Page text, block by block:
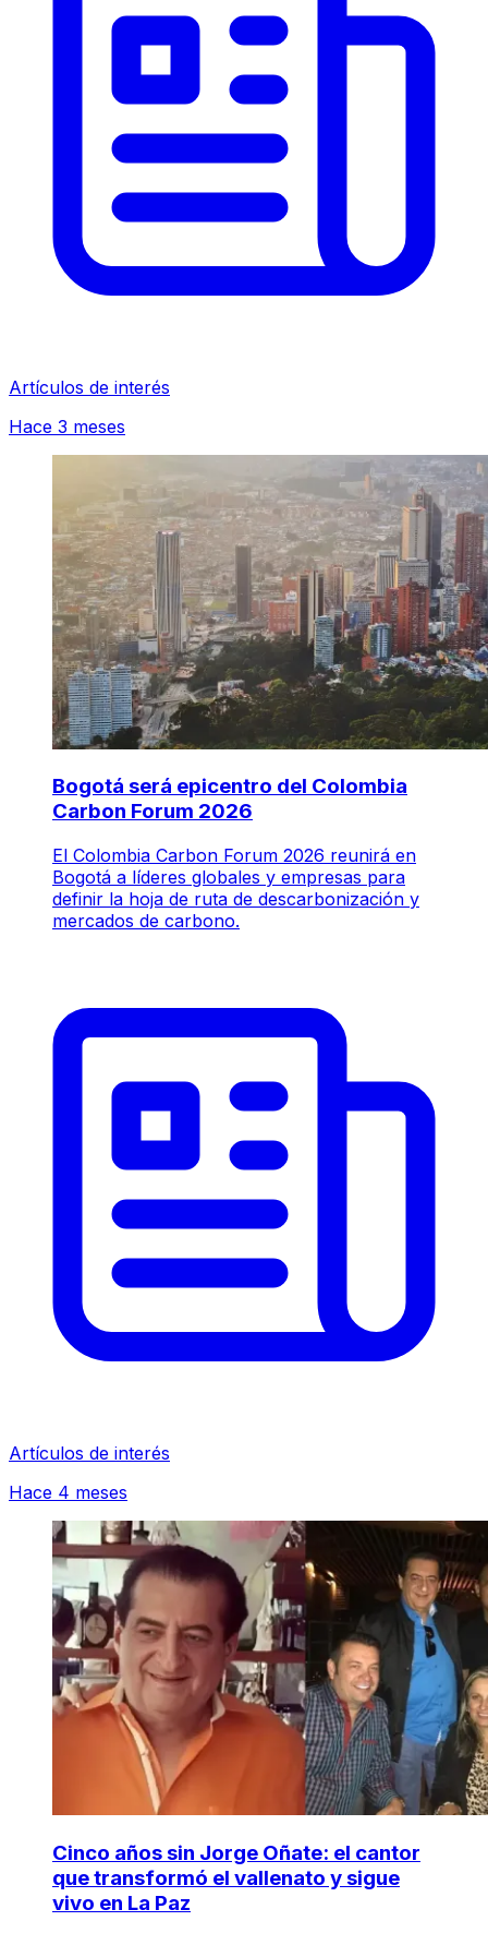
Artículos de interés
Hace 3 meses
Bogotá será epicentro del Colombia
Carbon Forum 2026
El Colombia Carbon Forum 2026 reunirá en
Bogotá a líderes globales y empresas para
definir la hoja de ruta de descarbonización y
mercados de carbono.
Artículos de interés
Hace 4 meses
Cinco años sin Jorge Oñate: el cantor
que transformó el vallenato y sigue
vivo en La Paz